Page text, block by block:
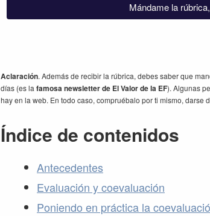
Mándame la
Aclaración. Además de recibir la rúbrica, debes saber que
días (es la famosa newsletter de El Valor de la EF). Algunas
hay en la web. En todo caso, compruébalo por ti mismo, darse
Índice de contenidos
Antecedentes
Evaluación y coevaluación
Poniendo en práctica la